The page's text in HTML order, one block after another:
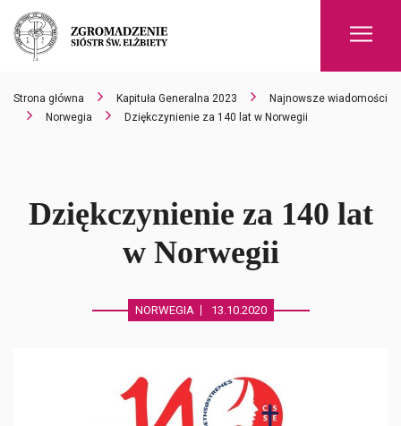
Strona główna Kapituła Generalna 2023
Najnowsze wiadomości
Norwegia
Dziękczynienie za 140 lat w Norwegii
Dziękczynienie za 140 lat
w Norwegii
NORWEGIA 13.10.2020